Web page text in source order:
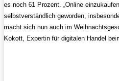
es noch 61 Prozent. „Online
selbstverständlich geworden,
macht sich nun auch im
Kokott, Expertin für digitalen Handel